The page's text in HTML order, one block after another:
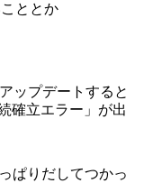
ととか
ップデートすると
確立エラー」が出
ぱりだしてつかっ